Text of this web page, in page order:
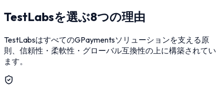
TestLabsを選ぶ8つの理由
TestLabsはすべてのGPaymentsソリューションを支える原
則、信頼性・柔軟性・グローバル互換性の上に構築されてい
ます。